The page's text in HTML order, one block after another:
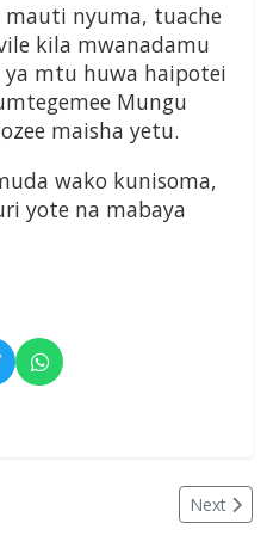
nyuma, tuache
kila mwanadamu
mtu huwa haipotei
Mungu
maisha yetu.
wako kunisoma,
yote na mabaya
Next